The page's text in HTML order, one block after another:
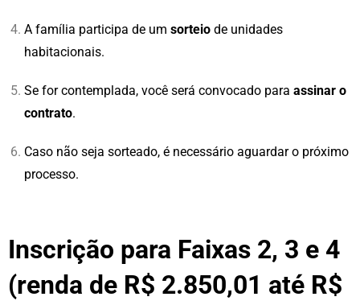
A família participa de um sorteio de unidades
habitacionais.
Se for contemplada, você será convocado para assinar o
contrato.
Caso não seja sorteado, é necessário aguardar o próximo
processo.
Inscrição para Faixas 2, 3 e 4
(renda de R$ 2.850,01 até R$